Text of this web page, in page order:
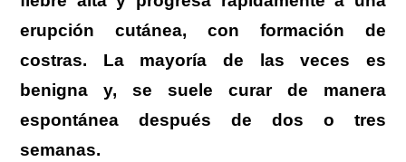
erupción cutánea, con formación de
costras. La mayoría de las veces es
benigna y, se suele curar de manera
espontánea después de dos o tres
semanas.